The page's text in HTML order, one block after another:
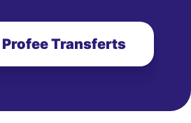
Profee Transferts